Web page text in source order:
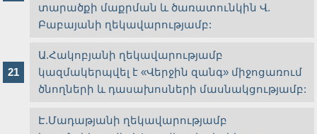
տարածքի մաքրման և ծառատունկին Վ.
Բաբայանի ղեկավարությամբ:
Ա.Հակոբյանի ղեկավարությամբ
կազմակերպվել է «Վերջին զանգ» միջոցառում
ծնողների և դասախոսների մասնակցությամբ:
Է.Մադաթյանի ղեկավարությամբ